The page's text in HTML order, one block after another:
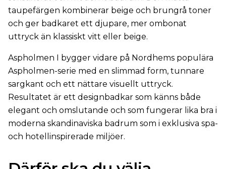
taupefärgen kombinerar beige och brungrå toner
och ger badkaret ett djupare, mer ombonat
uttryck än klassiskt vitt eller beige.
Aspholmen I bygger vidare på Nordhems populära
Aspholmen-serie med en slimmad form, tunnare
sargkant och ett nättare visuellt uttryck.
Resultatet är ett designbadkar som känns både
elegant och omslutande och som fungerar lika bra i
moderna skandinaviska badrum som i exklusiva spa-
och hotellinspirerade miljöer.